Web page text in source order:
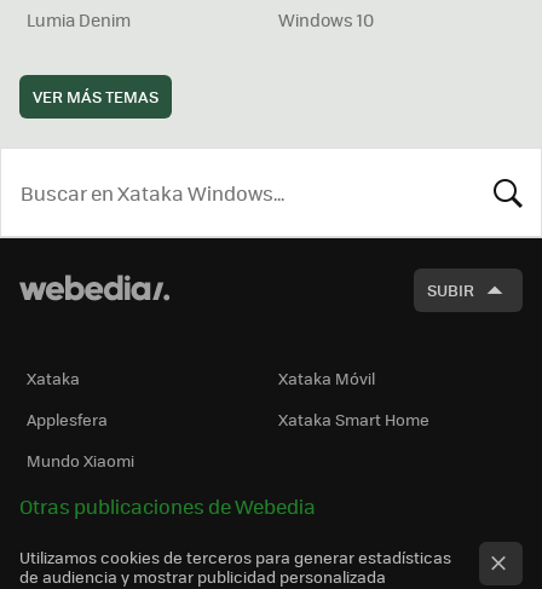
Lumia Denim
Windows 10
VER MÁS TEMAS
SUBIR
Xataka
Xataka Móvil
Applesfera
Xataka Smart Home
Mundo Xiaomi
Otras publicaciones de Webedia
Utilizamos cookies de terceros para generar estadísticas
de audiencia y mostrar publicidad personalizada